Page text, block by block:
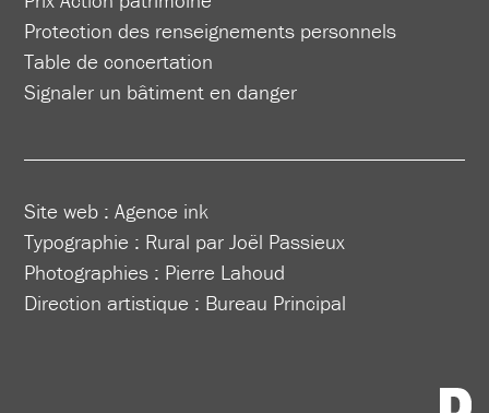
Protection des renseignements personnels
Table de concertation
Signaler un bâtiment en danger
Site web :Agence ink
Typographie : Rural par Joël Passieux
Photographies : Pierre Lahoud
Direction artistique : Bureau Principal